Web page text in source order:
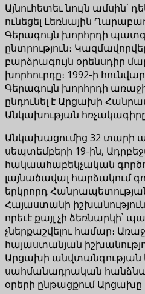
Այնուհետեւ նույն ամսին՝
ունեցել Լեռնային
Գերագույն խորհրդի
ընտրություն։
բարձրագույն օրենսդիր
խորհուրդը։ 1992-ի
Գերագույն խորհրդի
ընդունել է Արցախի
Անկախության
Անկախացումից 32 տարի
սեպտեմբերի 19-ին,
հակաահաբեկչական
լայնածավալ հարձակում
երկրորդ
Հայաստանի
որեւէ քայլ չի ձեռնարկի՝
չներքաշվելու համար։
հայաստանյան
Արցախի անվտանգության
սահմանադրական
օրերի ընթացքում